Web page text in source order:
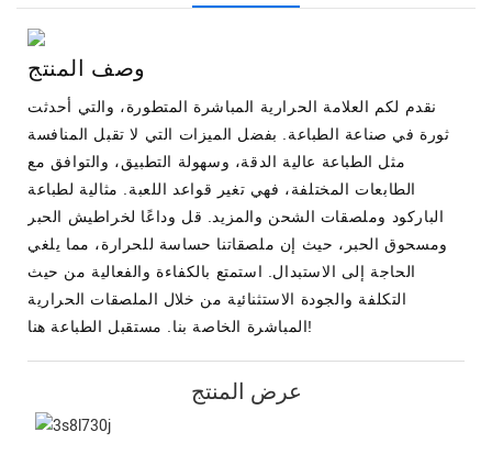
وصف المنتج
نقدم لكم العلامة الحرارية المباشرة المتطورة، والتي أحدثت
ثورة في صناعة الطباعة. بفضل الميزات التي لا تقبل المنافسة
مثل الطباعة عالية الدقة، وسهولة التطبيق، والتوافق مع
الطابعات المختلفة، فهي تغير قواعد اللعبة. مثالية لطباعة
الباركود وملصقات الشحن والمزيد. قل وداعًا لخراطيش الحبر
ومسحوق الحبر، حيث إن ملصقاتنا حساسة للحرارة، مما يلغي
الحاجة إلى الاستبدال. استمتع بالكفاءة والفعالية من حيث
التكلفة والجودة الاستثنائية من خلال الملصقات الحرارية
المباشرة الخاصة بنا. مستقبل الطباعة هنا!
عرض المنتج